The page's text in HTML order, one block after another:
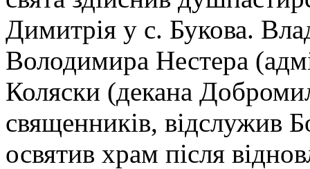
Димитрія у с. Букова.
Володимира Нестера
Коляски (декана
священників, відслужив
освятив храм після